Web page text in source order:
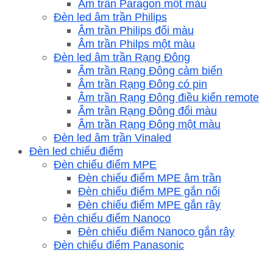
Âm trần Paragon một màu
Đèn led âm trần Philips
Âm trần Philips đổi màu
Âm trần Philps một màu
Đèn led âm trần Rạng Đông
Âm trần Rạng Đông cảm biến
Âm trần Rạng Đông có pin
Âm trần Rạng Đông điều kiển remote
Âm trần Rạng Đông đổi màu
Âm trần Rạng Đông một màu
Đèn led âm trần Vinaled
Đèn led chiếu điểm
Đèn chiếu điểm MPE
Đèn chiếu điểm MPE âm trần
Đèn chiếu điểm MPE gắn nổi
Đèn chiếu điểm MPE gắn rây
Đèn chiếu điểm Nanoco
Đèn chiếu điểm Nanoco gắn rây
Đèn chiếu điểm Panasonic